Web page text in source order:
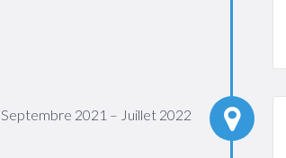
Septembre 2021 – Juillet 2022